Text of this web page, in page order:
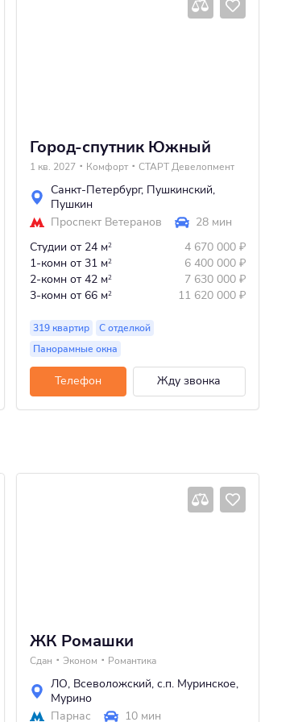
Город-спутник Южный
1 кв. 2027 Комфорт СТАРТ Девелопмент
Санкт-Петербург, Пушкинский,
Пушкин
Проспект Ветеранов
28 мин
Студии от 24 м2 4 670 000 ₽
1-комн от 31 м2 6 400 000 ₽
2-комн от 42 м2 7 630 000 ₽
3-комн от 66 м2 11 620 000 ₽
319 квартир
С отделкой
Панорамные окна
Телефон Жду звонка
ЖК Ромашки
Сдан Эконом Романтика
ЛО, Всеволожский, с.п. Муринское,
Мурино
Парнас
10 мин